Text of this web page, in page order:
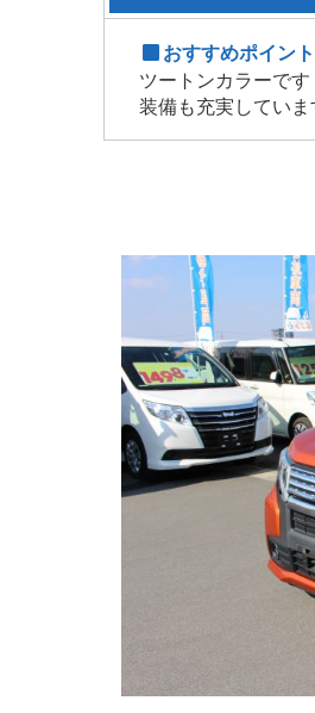
おすすめポイント
ツートンカラーです
装備も充実していま